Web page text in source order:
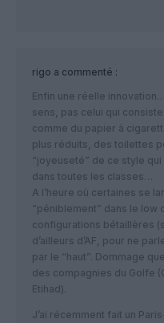
rigo a commenté :
Enfin une réelle
sens, pas celui qui
comme du papier à
plus réduits, des toilettes
“joyeuseté” de ce style
dans toutes les classes…
A l’heure où certaines se
“péniblement” dans le low
configurations bétaillères
d’ailleurs d’AF, pour ne
par le “haut”. Dommage
des compagnies du Golfe
Etihad).
J’ai récemment fait un